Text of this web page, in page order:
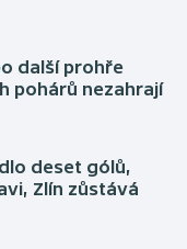
další prohře
pohárů nezahrají
deset gólů,
Zlín zůstává